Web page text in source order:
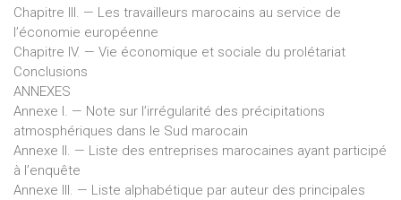
Chapitre III. — Les travailleurs marocains au service de
l’économie européenne
Chapitre IV. — Vie économique et sociale du prolétariat
Conclusions
ANNEXES
Annexe I. — Note sur l’irrégularité des précipitations
atmosphériques dans le Sud marocain
Annexe II. — Liste des entreprises marocaines ayant participé
à l’enquête
Annexe III. — Liste alphabétique par auteur des principales